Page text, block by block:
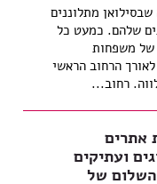
שבסילואן מתלוננים
שלהם. כמעט כל
של משפחות
הרחוב הראשי
רחוב...
אתרים
ועתיקים
השלום של